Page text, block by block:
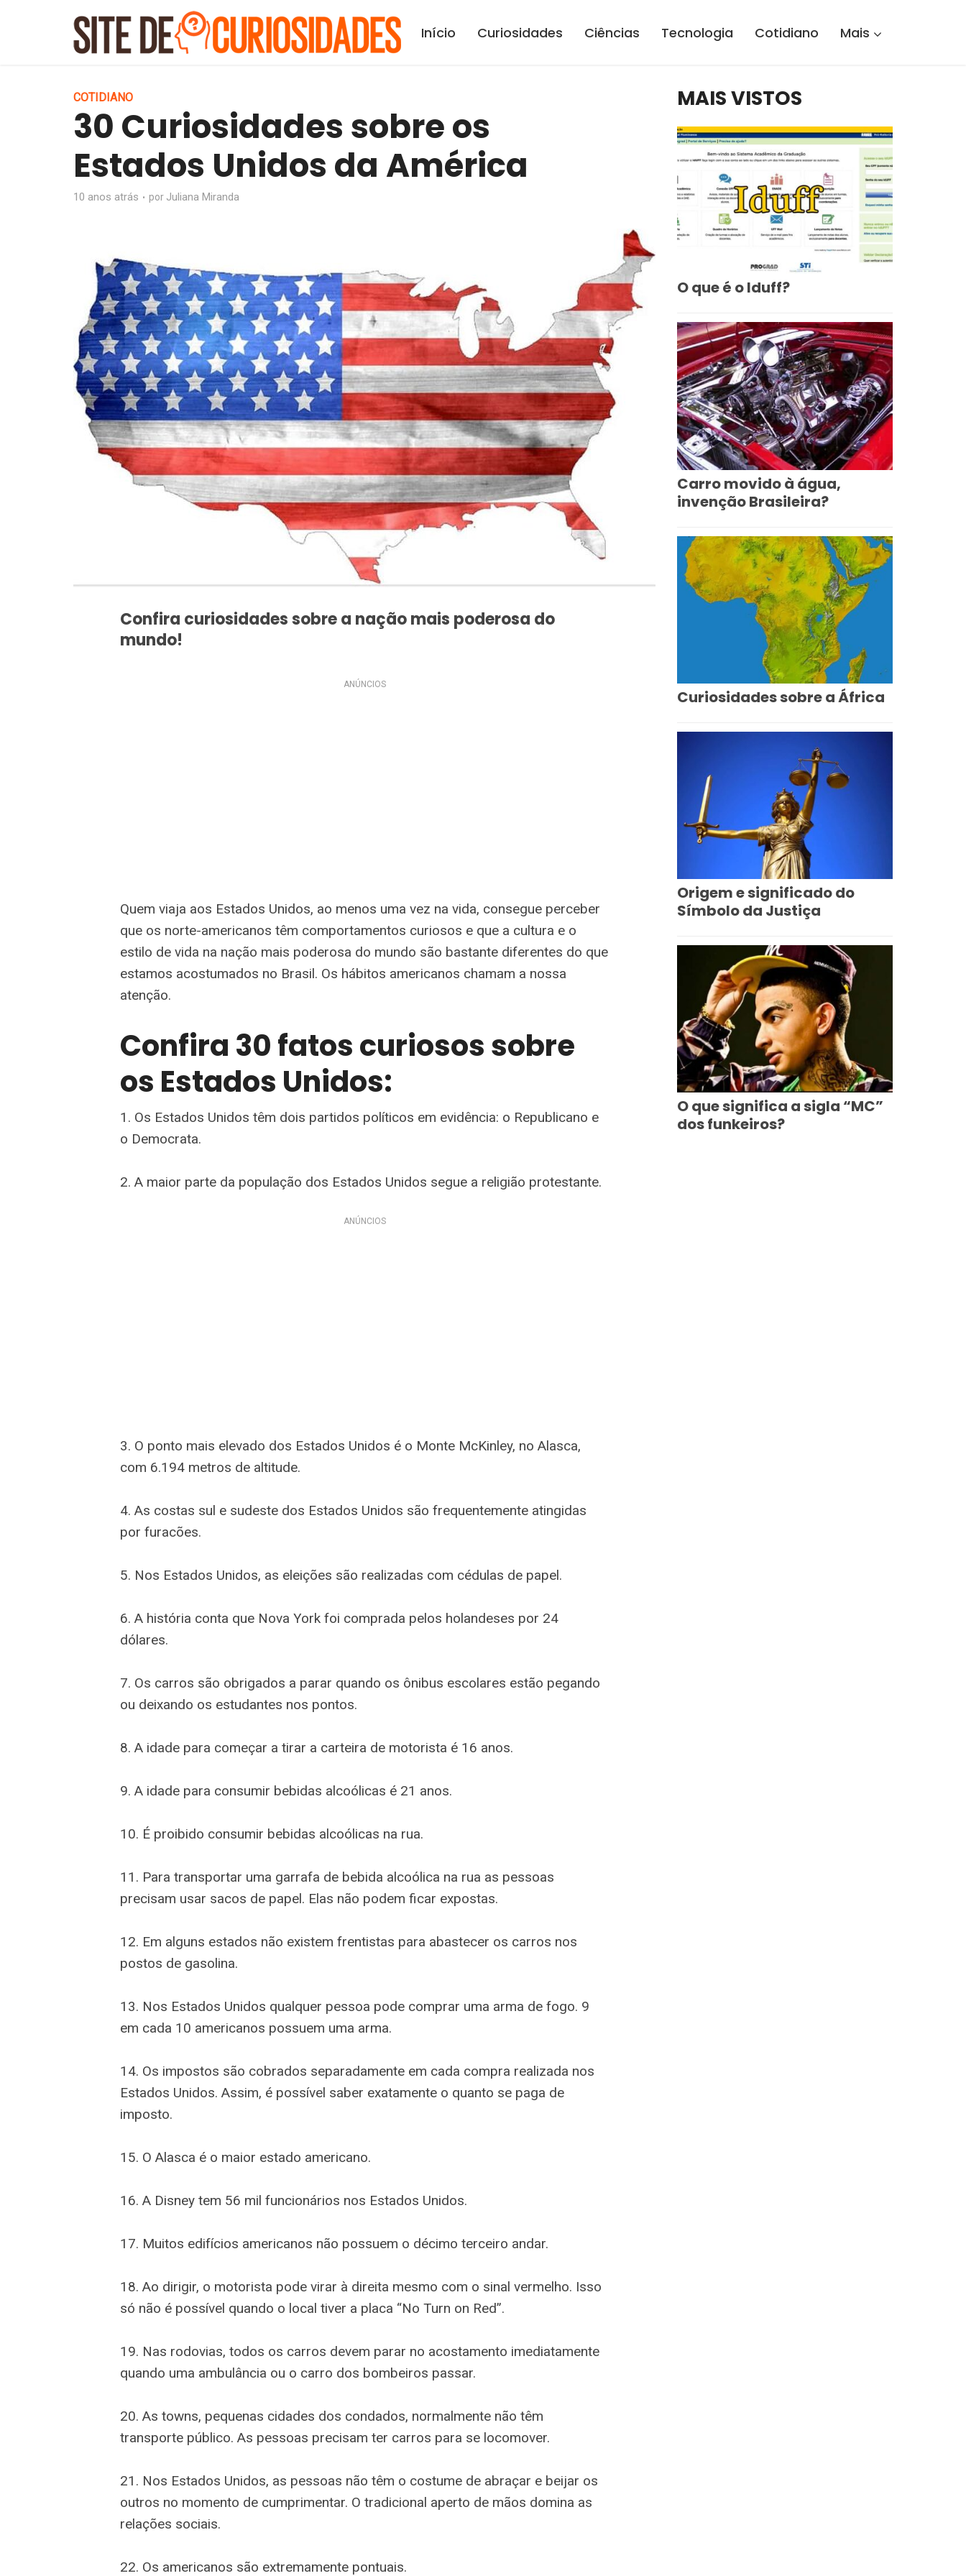
Início Curiosidades Ciências Tecnologia Cotidiano Mais
COTIDIANO
30 Curiosidades sobre os
Estados Unidos da América
10 anos atrás por Juliana Miranda
Confira curiosidades sobre a nação mais poderosa do
mundo!
ANÚNCIOS
Quem viaja aos Estados Unidos, ao menos uma vez na vida, consegue perceber
que os norte-americanos têm comportamentos curiosos e que a cultura e o
estilo de vida na nação mais poderosa do mundo são bastante diferentes do que
estamos acostumados no Brasil. Os hábitos americanos chamam a nossa
atenção.
Confira 30 fatos curiosos sobre
os Estados Unidos:
1. Os Estados Unidos têm dois partidos políticos em evidência: o Republicano e
o Democrata.
2. A maior parte da população dos Estados Unidos segue a religião protestante.
ANÚNCIOS
3. O ponto mais elevado dos Estados Unidos é o Monte McKinley, no Alasca,
com 6.194 metros de altitude.
4. As costas sul e sudeste dos Estados Unidos são frequentemente atingidas
por furacões.
5. Nos Estados Unidos, as eleições são realizadas com cédulas de papel.
6. A história conta que Nova York foi comprada pelos holandeses por 24
dólares.
7. Os carros são obrigados a parar quando os ônibus escolares estão pegando
ou deixando os estudantes nos pontos.
8. A idade para começar a tirar a carteira de motorista é 16 anos.
9. A idade para consumir bebidas alcoólicas é 21 anos.
10. É proibido consumir bebidas alcoólicas na rua.
11. Para transportar uma garrafa de bebida alcoólica na rua as pessoas
precisam usar sacos de papel. Elas não podem ficar expostas.
12. Em alguns estados não existem frentistas para abastecer os carros nos
postos de gasolina.
13. Nos Estados Unidos qualquer pessoa pode comprar uma arma de fogo. 9
em cada 10 americanos possuem uma arma.
14. Os impostos são cobrados separadamente em cada compra realizada nos
Estados Unidos. Assim, é possível saber exatamente o quanto se paga de
imposto.
15. O Alasca é o maior estado americano.
16. A Disney tem 56 mil funcionários nos Estados Unidos.
17. Muitos edifícios americanos não possuem o décimo terceiro andar.
18. Ao dirigir, o motorista pode virar à direita mesmo com o sinal vermelho. Isso
só não é possível quando o local tiver a placa “No Turn on Red”.
19. Nas rodovias, todos os carros devem parar no acostamento imediatamente
quando uma ambulância ou o carro dos bombeiros passar.
20. As towns, pequenas cidades dos condados, normalmente não têm
transporte público. As pessoas precisam ter carros para se locomover.
21. Nos Estados Unidos, as pessoas não têm o costume de abraçar e beijar os
outros no momento de cumprimentar. O tradicional aperto de mãos domina as
relações sociais.
22. Os americanos são extremamente pontuais.
MAIS VISTOS
O que é o Iduff?
Carro movido à água,
invenção Brasileira?
Curiosidades sobre a África
Origem e significado do
Símbolo da Justiça
O que significa a sigla “MC”
dos funkeiros?